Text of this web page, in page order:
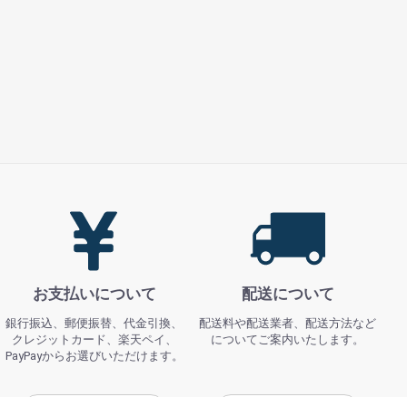
お支払いについて
銀行振込、郵便振替、代金引換、
クレジットカード、楽天ペイ、
PayPayからお選びいただけます。
配送について
配送料や配送業者、配送方法など
についてご案内いたします。